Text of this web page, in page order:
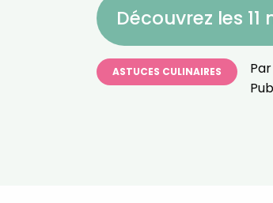
Découvrez les 11
ASTUCES CULINAIRES Par